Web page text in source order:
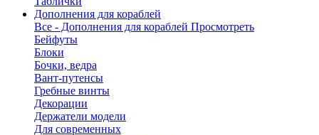
Дополнения для кораблей
Все - Дополнения для кораблей Просмотреть
Бейфуты
Блоки
Бочки, ведра
Вант-путенсы
Гребные винты
Декорации
Держатели модели
Для современных